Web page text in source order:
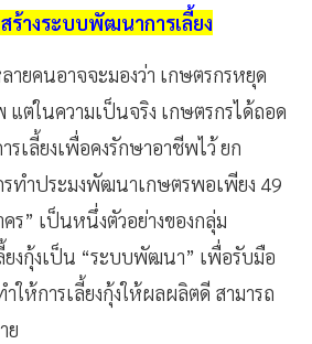
ร้างระบบพัฒนาการเลี้ยง
ายคนอาจจะมองว่า เกษตรกรหยุด
แต่ในความเป็นจริง เกษตรกรได้ถอด
เลี้ยงเพื่อคงรักษาอาชีพไว้ ยก
รทำประมงพัฒนาเกษตรพอเพียง 49
ร” เป็นหนึ่งตัวอย่างของกลุ่ม
งกุ้งเป็น “ระบบพัฒนา” เพื่อรับมือ
ำให้การเลี้ยงกุ้งให้ผลผลิตดี สามารถ
ย